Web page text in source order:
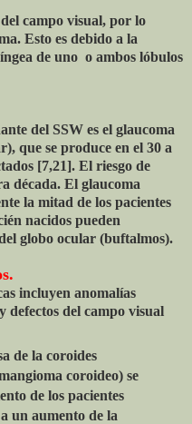
campo visual, por lo
Esto es debido a la
de uno o ambos lóbulos
del SSW es el glaucoma
que se produce en el 30 a
[7,21]. El riesgo de
década. El glaucoma
la mitad de los pacientes
nacidos pueden
globo ocular (buftalmos).
incluyen anomalías
defectos del campo visual
de la coroides
coroideo) se
de los pacientes
un aumento de la